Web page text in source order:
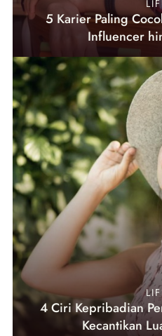
5 Karier Paling
Influencer
4 Ciri Kepribadian
Kecantikan